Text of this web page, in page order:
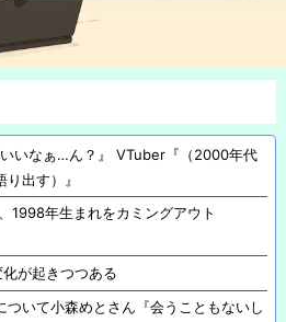
いなぁ…ん？』 VTuber『（2000年代
出す）』
1998年生まれをカミングアウト
が起きつつある
ついて小森めとさん『会うこともないし